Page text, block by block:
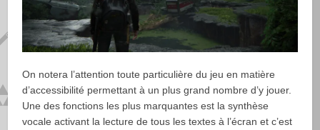
On notera l’attention toute particulière du jeu en matière
d’accessibilité permettant à un plus grand nombre d’y jouer.
Une des fonctions les plus marquantes est la synthèse
vocale activant la lecture de tous les textes à l’écran et c’est